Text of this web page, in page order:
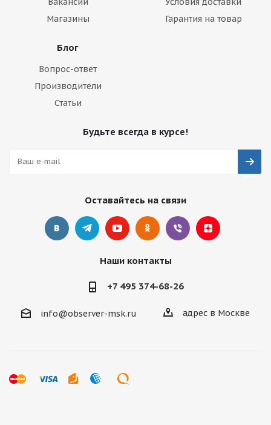
Магазины
Гарантия на товар
Блог
Вопрос-ответ
Производители
Статьи
Будьте всегда в курсе!
Оставайтесь на связи
Наши контакты
+7 495 374-68-26
info@observer-msk.ru адрес в Москве